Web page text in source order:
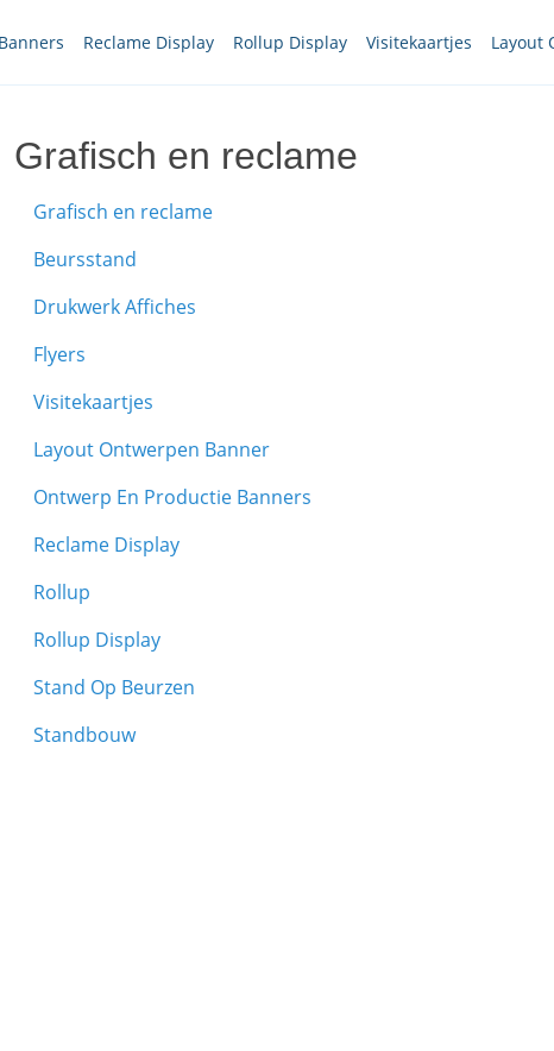
Reclame Display Rollup Display Visitekaartjes Layout
Grafisch en reclame
Grafisch en reclame
Beursstand
Drukwerk Affiches
Flyers
Visitekaartjes
Layout Ontwerpen Banner
Ontwerp En Productie Banners
Reclame Display
Rollup
Rollup Display
Stand Op Beurzen
Standbouw